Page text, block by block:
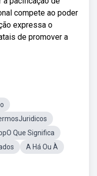
compete ao poder
expressa o
de promover a
Que Significa
A Há Ou À